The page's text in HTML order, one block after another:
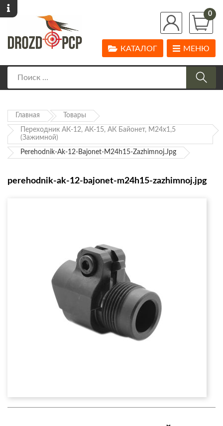
0
МЕНЮ
КАТАЛОГ
Главная Товары
Переходник АК-12, АК-15, АК Байонет, М24х1,5
(зажимной)
Perehodnik-Ak-12-Bajonet-M24h15-Zazhimnoj.jpg
perehodnik-ak-12-bajonet-m24h15-zazhimnoj.jpg